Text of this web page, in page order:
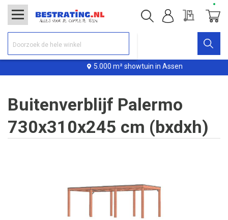
5.000 m² showtuin in Assen
Offerte
Buitenverblijf Palermo
730x310x245 cm (bxdxh)